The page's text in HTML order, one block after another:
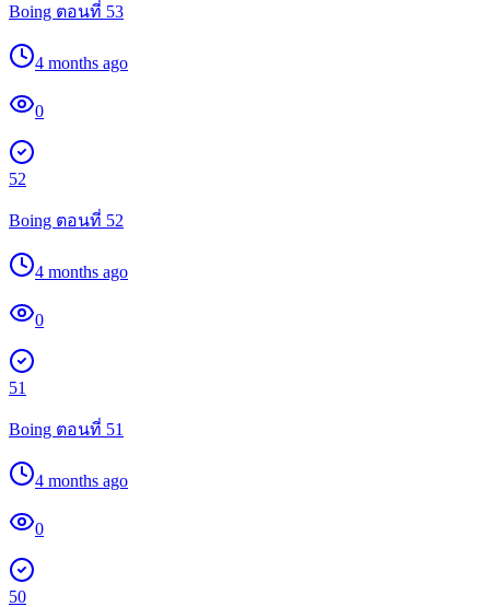
Boing ตอนที่ 53
4 months ago
0
52
Boing ตอนที่ 52
4 months ago
0
51
Boing ตอนที่ 51
4 months ago
0
50